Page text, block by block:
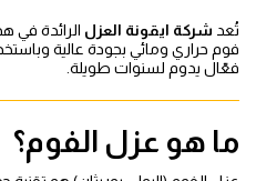
تُعد شركة ايقونة العزل الرائدة في
فوم حراري ومائي بجودة عالية
فعّال يدوم لسنوات طويلة.
ما هو عزل الفوم؟